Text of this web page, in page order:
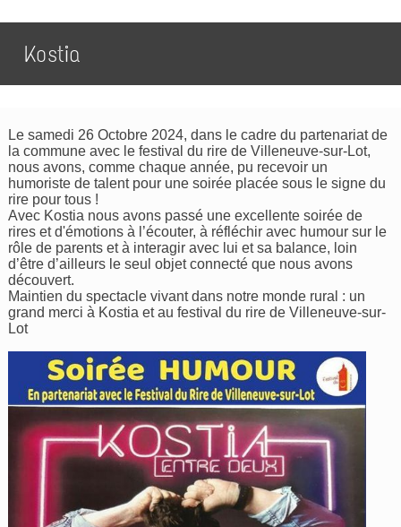
Kostia
Le samedi 26 Octobre 2024, dans le cadre du partenariat de
la commune avec le festival du rire de Villeneuve-sur-Lot,
nous avons, comme chaque année, pu recevoir un
humoriste de talent pour une soirée placée sous le signe du
rire pour tous !
Avec Kostia nous avons passé une excellente soirée de
rires et d'émotions à l’écouter, à réfléchir avec humour sur le
rôle de parents et à interagir avec lui et sa balance, loin
d’être d’ailleurs le seul objet connecté que nous avons
découvert.
Maintien du spectacle vivant dans notre monde rural : un
grand merci à Kostia et au festival du rire de Villeneuve-sur-
Lot